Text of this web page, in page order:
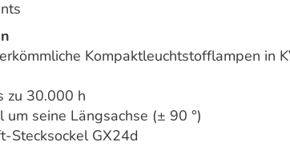
Kompaktleuchtstofflampen in
zu 30.000 h
um seine Längsachse (± 90 °)
Stecksockel GX24d